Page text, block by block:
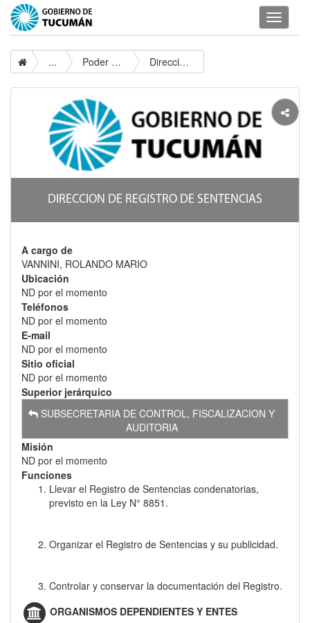
... Poder Ejecutivo Direccion De Registro De Sentencias
DIRECCION DE REGISTRO DE SENTENCIAS
A cargo de
VANNINI, ROLANDO MARIO
Ubicación
ND por el momento
Teléfonos
ND por el momento
E-mail
ND por el momento
Sitio oficial
ND por el momento
Superior jerárquico
SUBSECRETARIA DE CONTROL, FISCALIZACION Y
AUDITORIA
Misión
ND por el momento
Funciones
Llevar el Registro de Sentencias condenatorias,
previsto en la Ley N° 8851.
Organizar el Registro de Sentencias y su publicidad.
Controlar y conservar la documentación del Registro.
ORGANISMOS DEPENDIENTES Y ENTES